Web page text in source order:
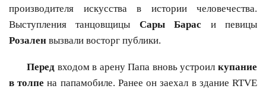
производителя искусства в истории человечества.
Выступления танцовщицы Сары Барас и певицы
Розален вызвали восторг публики.
Перед входом в арену Папа вновь устроил купание
в толпе на папамобиле. Ранее он заехал в здание RTVE